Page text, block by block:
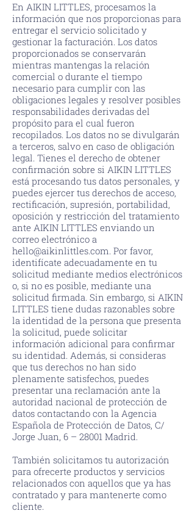
En AIKIN LITTLES, procesamos la
información que nos proporcionas para
entregar el servicio solicitado y
gestionar la facturación. Los datos
proporcionados se conservarán
mientras mantengas la relación
comercial o durante el tiempo
necesario para cumplir con las
obligaciones legales y resolver posibles
responsabilidades derivadas del
propósito para el cual fueron
recopilados. Los datos no se divulgarán
a terceros, salvo en caso de obligación
legal. Tienes el derecho de obtener
confirmación sobre si AIKIN LITTLES
está procesando tus datos personales, y
puedes ejercer tus derechos de acceso,
rectificación, supresión, portabilidad,
oposición y restricción del tratamiento
ante AIKIN LITTLES enviando un
correo electrónico a
hello@aikinlittles.com. Por favor,
identifícate adecuadamente en tu
solicitud mediante medios electrónicos
o, si no es posible, mediante una
solicitud firmada. Sin embargo, si AIKIN
LITTLES tiene dudas razonables sobre
la identidad de la persona que presenta
la solicitud, puede solicitar
información adicional para confirmar
su identidad. Además, si consideras
que tus derechos no han sido
plenamente satisfechos, puedes
presentar una reclamación ante la
autoridad nacional de protección de
datos contactando con la Agencia
Española de Protección de Datos, C/
Jorge Juan, 6 – 28001 Madrid.
También solicitamos tu autorización
para ofrecerte productos y servicios
relacionados con aquellos que ya has
contratado y para mantenerte como
cliente.